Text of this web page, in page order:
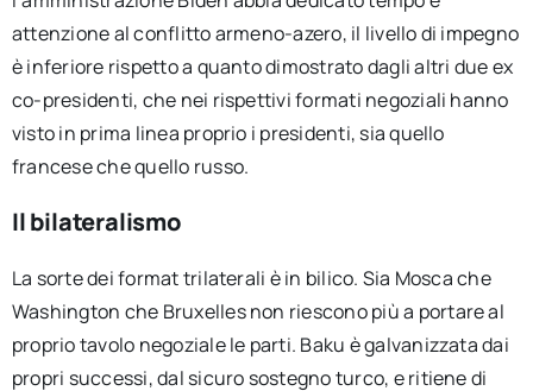
attenzione al conflitto armeno-azero, il livello di impegno
è inferiore rispetto a quanto dimostrato dagli altri due ex
co-presidenti, che nei rispettivi formati negoziali hanno
visto in prima linea proprio i presidenti, sia quello
francese che quello russo.
Il bilateralismo
La sorte dei format trilaterali è in bilico. Sia Mosca che
Washington che Bruxelles non riescono più a portare al
proprio tavolo negoziale le parti. Baku è galvanizzata dai
propri successi, dal sicuro sostegno turco, e ritiene di